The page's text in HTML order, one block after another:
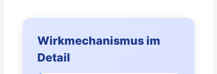
Wirkmechanismus im
Detail